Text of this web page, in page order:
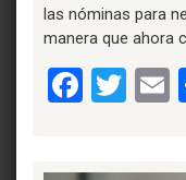
las nóminas para
manera que ahora